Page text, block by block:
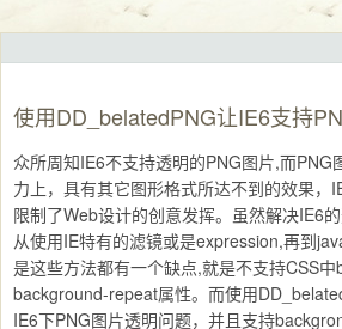
使用DD_belatedPNG让IE6支持
众所周知IE6不支持透明的PNG图片,而PNG
力上，具有其它图形格式所达不到的效果，
限制了Web设计的创意发挥。虽然解决IE6
从使用IE特有的滤镜或是e­xpression,再到
是这些方法都有一个缺点,就是不支持CSS
background-repeat属性。而使用
IE6下PNG图片透明问题，并且支持